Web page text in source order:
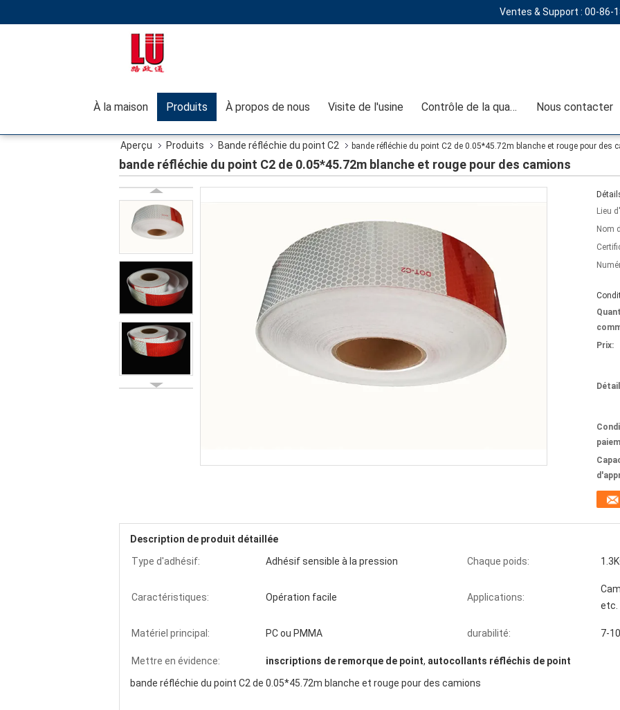
Ventes & Support : 00-86-
À la maison Produits À propos de nous Visite de l'usine Contrôle de la qualité Nous contacter
Aperçu Produits Bande réfléchie du point C2 bande réfléchie du point C2 de 0.05*45.72m blanche et rouge pour des
bande réfléchie du point C2 de 0.05*45.72m blanche et rouge pour des camions
Lieu
Nom
Prix:
Description de produit détaillée
Type d'adhésif:
Adhésif sensible à la pression Chaque poids:
Caractéristiques: Opération facile Applications:
etc.
Matériel principal: PC ou PMMA durabilité: 7-
Mettre en évidence: inscriptions de remorque de point, autocollants réfléchis de point
bande réfléchie du point C2 de 0.05*45.72m blanche et rouge pour des camions